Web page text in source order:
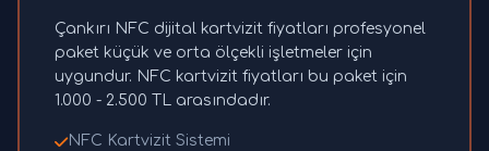
Çankırı NFC dijital kartvizit fiyatları profesyonel
paket küçük ve orta ölçekli işletmeler için
uygundur. NFC kartvizit fiyatları bu paket için
1.000 - 2.500 TL arasındadır.
NFC Kartvizit Sistemi